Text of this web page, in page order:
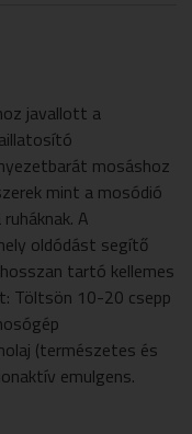
javallott a
mosáshoz
mint a mosódió
A
oldódást segítő
tartó kellemes
Töltsön 10-20 csepp
(természetes és
emulgens.